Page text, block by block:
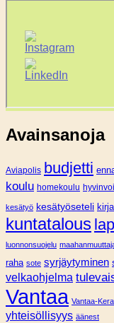
Avainsanoja
Aviapolis budjetti
koulu homekoulu
kesätyö kesätyöseteli
kuntatalous
luonnonsuojelu
raha sote syrjäytyminen
velkaohjelma
Vantaa Vantaa-
yhteisöllisyys äänest